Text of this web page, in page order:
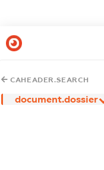
CAHEADER.SEARCH
document.dossier